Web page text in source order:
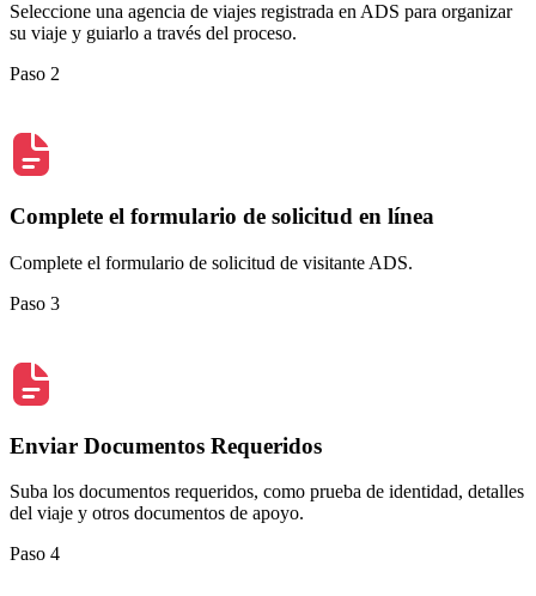
Seleccione una agencia de viajes registrada en ADS para organizar
su viaje y guiarlo a través del proceso.
Paso 2
Complete el formulario de solicitud en línea
Complete el formulario de solicitud de visitante ADS.
Paso 3
Enviar Documentos Requeridos
Suba los documentos requeridos, como prueba de identidad, detalles
del viaje y otros documentos de apoyo.
Paso 4